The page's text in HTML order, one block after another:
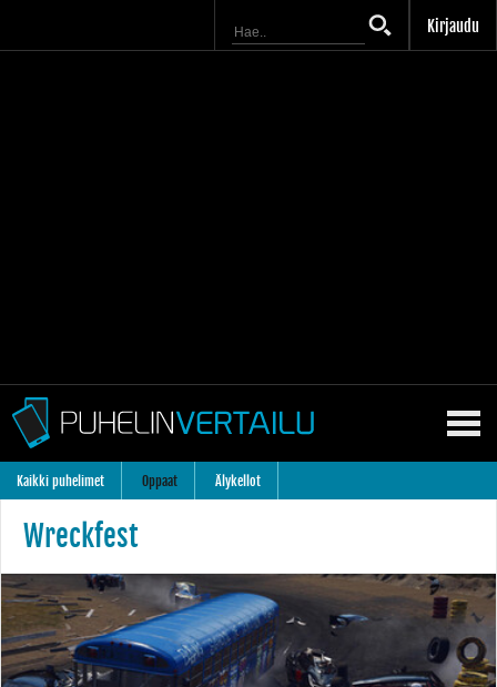
Kirjaudu
Kaikki puhelimet Oppaat Älykellot
Wreckfest